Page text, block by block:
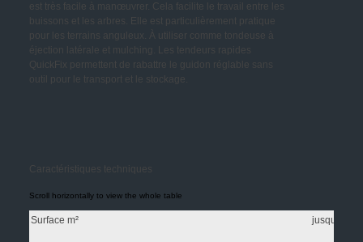
est très facile à manœuvrer. Cela facilite le travail entre les
buissons et les arbres. Elle est particulièrement pratique
pour les terrains anguleux. À utiliser comme tondeuse à
éjection latérale et mulching. Les tendeurs rapides
QuickFix permettent de rabattre le guidon réglable sans
outil pour le transport et le stockage.
Caractéristiques techniques
Surface m² jusqu'à